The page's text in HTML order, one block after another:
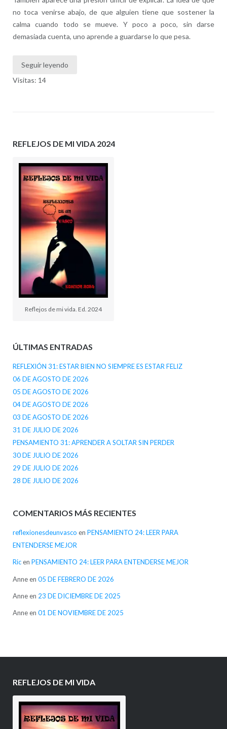
no toca venirse abajo, de que alguien tiene que sostener la
calma cuando todo se mueve. Y poco a poco, sin darse
demasiada cuenta, uno aprende a guardarse lo que pesa.
Seguir leyendo
Visitas: 14
REFLEJOS DE MI VIDA 2024
Reflejos de mi vida. Ed. 2024
ÚLTIMAS ENTRADAS
REFLEXIÓN 31: ESTAR BIEN NO SIEMPRE ES ESTAR FELIZ
06 DE AGOSTO DE 2026
05 DE AGOSTO DE 2026
04 DE AGOSTO DE 2026
03 DE AGOSTO DE 2026
31 DE JULIO DE 2026
PENSAMIENTO 31: APRENDER A SOLTAR SIN PERDER
30 DE JULIO DE 2026
29 DE JULIO DE 2026
28 DE JULIO DE 2026
COMENTARIOS MÁS RECIENTES
reflexionesdeunvasco en PENSAMIENTO 24: LEER PARA
ENTENDERSE MEJOR
Ricen PENSAMIENTO 24: LEER PARA ENTENDERSE MEJOR
Anneen 05 DE FEBRERO DE 2026
Anneen 23 DE DICIEMBRE DE 2025
Anneen 01 DE NOVIEMBRE DE 2025
REFLEJOS DE MI VIDA